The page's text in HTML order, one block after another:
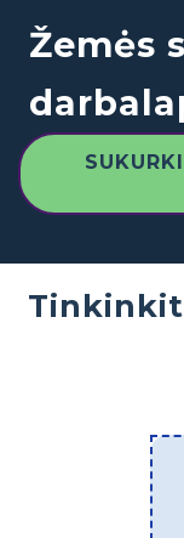
Žemės